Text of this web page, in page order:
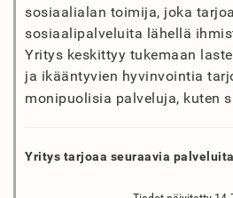
sosiaalialan toimija, joka
sosiaalipalveluita lähellä
Yritys keskittyy tukemaan
ja ikääntyvien hyvinvointia
monipuolisia palveluja, kuten
Yritys tarjoaa seuraavia